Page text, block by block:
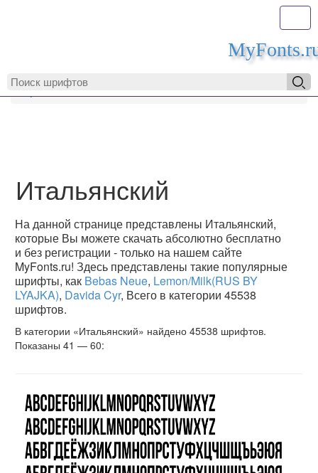
MyFonts.ru
Итальянский
На данной странице представлены Итальянский,
которые Вы можете скачать абсолютно бесплатно
и без регистрации - только на нашем сайте
MyFonts.ru! Здесь представлены такие популярные
шрифты, как Bebas Neue, Lemon/Milk(RUS BY
LYAJKA), Davida Cyr, Всего в категории 45538
шрифтов.
В категории «Итальянский» найдено 45538 шрифтов.
Показаны 41 — 60: